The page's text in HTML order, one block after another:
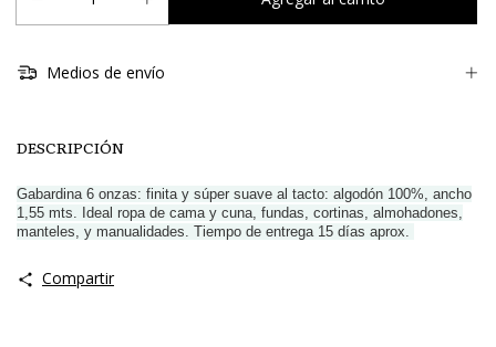
Medios de envío
DESCRIPCIÓN
Gabardina 6 onzas: finita y súper suave al tacto: algodón 100%, ancho
1,55 mts. Ideal ropa de cama y cuna, fundas, cortinas, almohadones,
manteles, y manualidades. Tiempo de entrega 15 días aprox.
Compartir